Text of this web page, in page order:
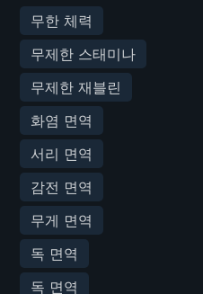
무한 체력
무제한 스태미나
무제한 재블린
화염 면역
서리 면역
감전 면역
무게 면역
독 면역
독 면역